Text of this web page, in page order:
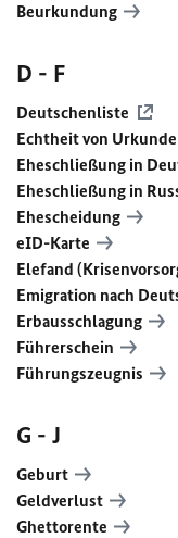
Beurkundung
D - F
Deutschenliste
Echtheit von
Eheschließung in
Eheschließung in
Ehescheidung
eID-Karte
Elefand
Emigration nach
Erbausschlagung
Führerschein
Führungszeugnis
G - J
Geburt
Geldverlust
Ghettorente